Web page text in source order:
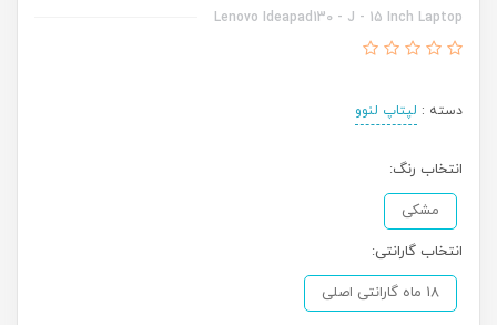
Lenovo Ideapad130 - J - 15 Inch Laptop
دسته : لپتاپ لنوو
انتخاب رنگ:
مشکی
انتخاب گارانتی:
18 ماه گارانتی اصلی